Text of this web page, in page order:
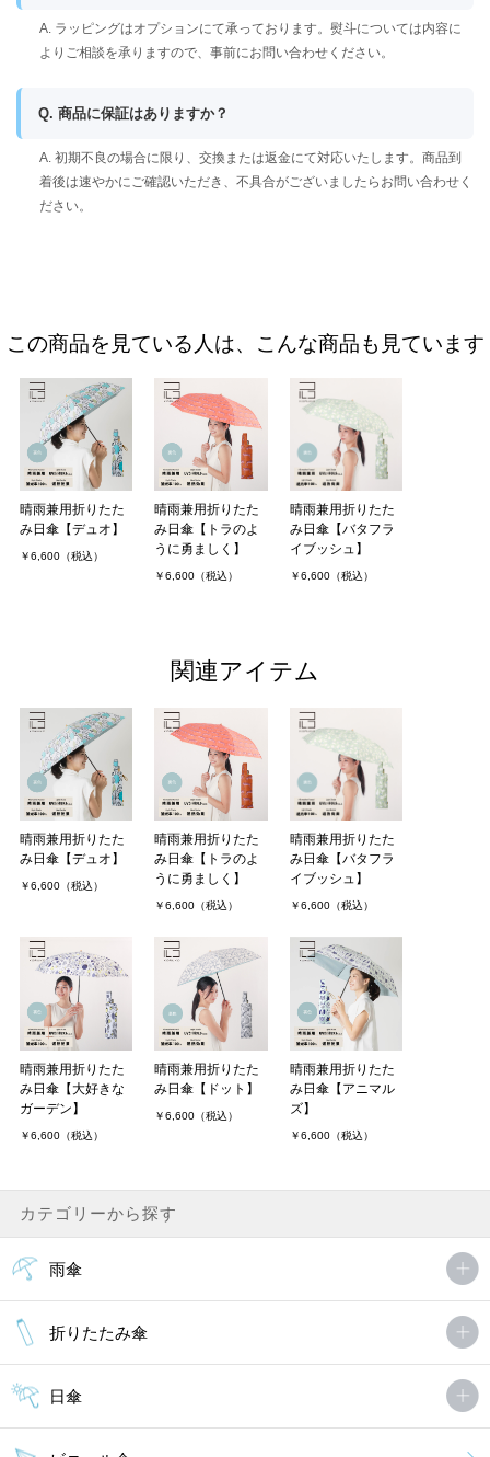
A. ラッピングはオプションにて承っております。熨斗については内容に
よりご相談を承りますので、事前にお問い合わせください。
Q. 商品に保証はありますか？
A. 初期不良の場合に限り、交換または返金にて対応いたします。商品到
着後は速やかにご確認いただき、不具合がございましたらお問い合わせく
ださい。
この商品を見ている人は、こんな商品も見ています
晴雨兼用折りたた
み日傘【デュオ】
￥6,600（税込）
晴雨兼用折りたた
み日傘【トラのよ
うに勇ましく】
￥6,600（税込）
晴雨兼用折りたた
み日傘【バタフラ
イブッシュ】
￥6,600（税込）
関連アイテム
晴雨兼用折りたた
み日傘【デュオ】
￥6,600（税込）
晴雨兼用折りたた
み日傘【トラのよ
うに勇ましく】
￥6,600（税込）
晴雨兼用折りたた
み日傘【バタフラ
イブッシュ】
￥6,600（税込）
晴雨兼用折りたた
み日傘【大好きな
ガーデン】
￥6,600（税込）
晴雨兼用折りたた
み日傘【ドット】
￥6,600（税込）
晴雨兼用折りたた
み日傘【アニマル
ズ】
￥6,600（税込）
カテゴリーから探す
雨傘
折りたたみ傘
日傘